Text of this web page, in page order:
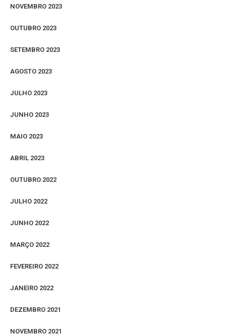
NOVEMBRO 2023
OUTUBRO 2023
SETEMBRO 2023
AGOSTO 2023
JULHO 2023
JUNHO 2023
MAIO 2023
ABRIL 2023
OUTUBRO 2022
JULHO 2022
JUNHO 2022
MARÇO 2022
FEVEREIRO 2022
JANEIRO 2022
DEZEMBRO 2021
NOVEMBRO 2021